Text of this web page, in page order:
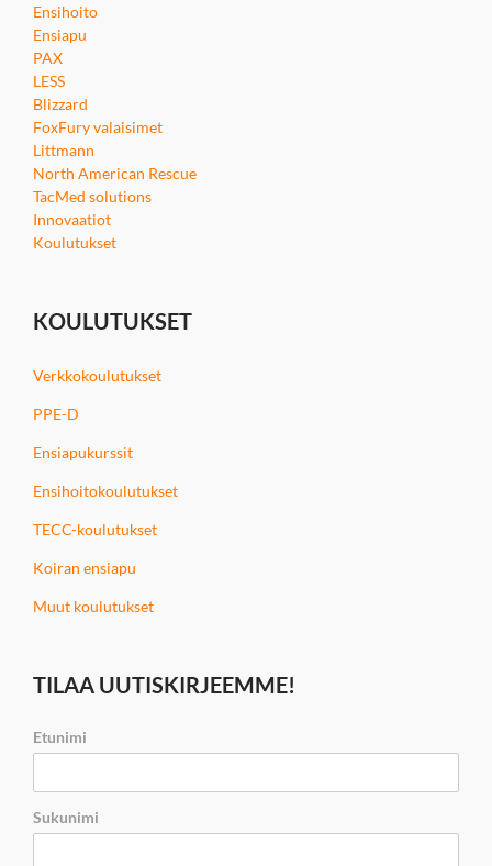
Ensihoito
Ensiapu
PAX
LESS
Blizzard
FoxFury valaisimet
Littmann
North American Rescue
TacMed solutions
Innovaatiot
Koulutukset
KOULUTUKSET
Verkkokoulutukset
PPE-D
Ensiapukurssit
Ensihoitokoulutukset
TECC-koulutukset
Koiran ensiapu
Muut koulutukset
TILAA UUTISKIRJEEMME!
Etunimi
Sukunimi